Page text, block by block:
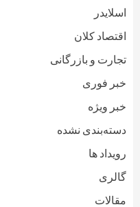
اسلایدر
اقتصاد کلان
تجارت و بازرگانی
خبر فوری
خبر ویژه
دسته‌بندی نشده
رویداد ها
گالری
مقالات